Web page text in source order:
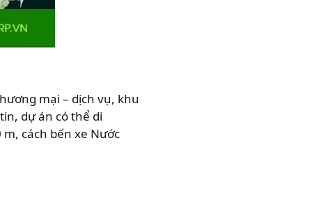
mại – dịch vụ, khu
dự án có thể di
cách bến xe Nước